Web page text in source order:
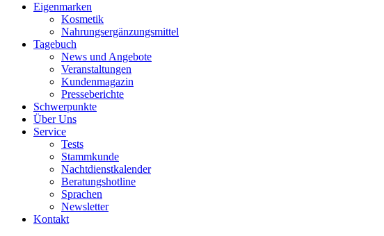
Eigenmarken
Kosmetik
Nahrungsergänzungsmittel
Tagebuch
News und Angebote
Veranstaltungen
Kundenmagazin
Presseberichte
Schwerpunkte
Über Uns
Service
Tests
Stammkunde
Nachtdienstkalender
Beratungshotline
Sprachen
Newsletter
Kontakt